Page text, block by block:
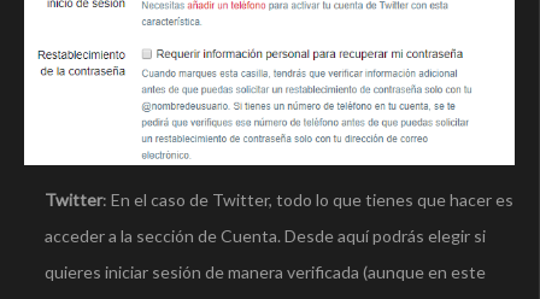
Twitter: En el caso de Twitter, todo lo que tienes que hacer es
acceder a la sección de Cuenta. Desde aquí podrás elegir si
quieres iniciar sesión de manera verificada (aunque en este